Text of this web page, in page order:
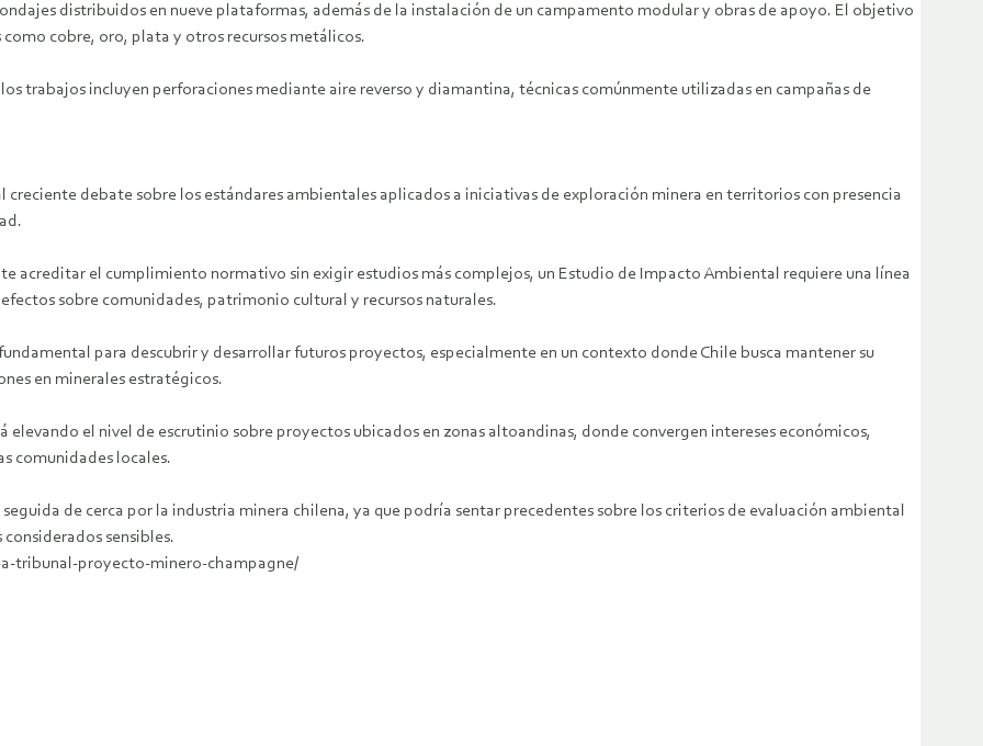
distribuidos en nueve plataformas, además de la instalación de un campamento modular y obras de apoyo. El objetivo
cobre, oro, plata y otros recursos metálicos.
trabajos incluyen perforaciones mediante aire reverso y diamantina, técnicas comúnmente utilizadas en campañas de
creciente debate sobre los estándares ambientales aplicados a iniciativas de exploración minera en territorios con presencia
acreditar el cumplimiento normativo sin exigir estudios más complejos, un Estudio de Impacto Ambiental requiere una línea
sobre comunidades, patrimonio cultural y recursos naturales.
para descubrir y desarrollar futuros proyectos, especialmente en un contexto donde Chile busca mantener su
en minerales estratégicos.
el nivel de escrutinio sobre proyectos ubicados en zonas altoandinas, donde convergen intereses económicos,
comunidades locales.
de cerca por la industria minera chilena, ya que podría sentar precedentes sobre los criterios de evaluación ambiental
sensibles.
tribunal-proyecto-minero-champagne/